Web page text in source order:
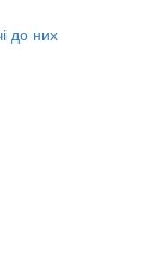
до них